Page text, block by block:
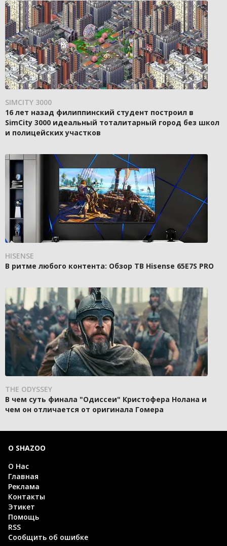
SIMCITY 3000
16 лет назад филиппинский студент построил в
SimCity 3000 идеальный тоталитарный город без школ
и полицейских участков
HISENSE
В ритме любого контента: Обзор ТВ Hisense 65E7S PRO
THE ODYSSEY
В чем суть финала "Одиссеи" Кристофера Нолана и
чем он отличается от оригинала Гомера
О SHAZOO
О Нас
Главная
Реклама
Контакты
Этикет
Помощь
RSS
Сообщить об ошибке